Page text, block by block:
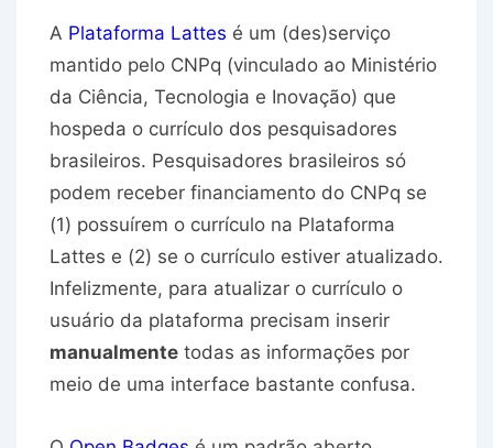
A Plataforma Lattes é um (des)serviço
mantido pelo CNPq (vinculado ao Ministério
da Ciência, Tecnologia e Inovação) que
hospeda o currículo dos pesquisadores
brasileiros. Pesquisadores brasileiros só
podem receber financiamento do CNPq se
(1) possuírem o currículo na Plataforma
Lattes e (2) se o currículo estiver atualizado.
Infelizmente, para atualizar o currículo o
usuário da plataforma precisam inserir
manualmente todas as informações por
meio de uma interface bastante confusa.